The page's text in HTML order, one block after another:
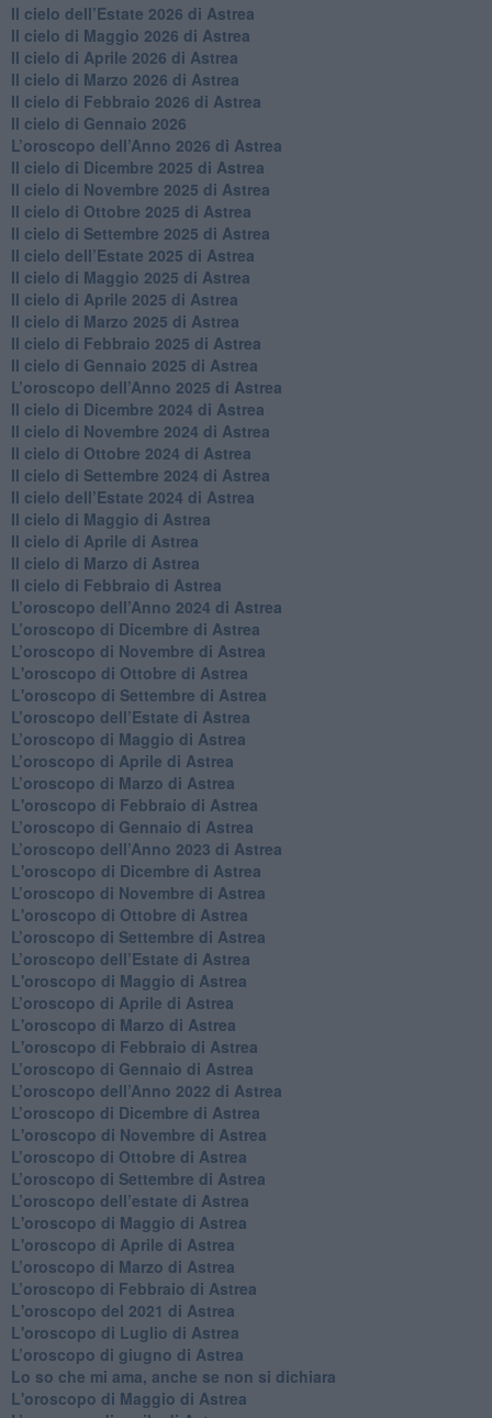
​Il cielo dell’Estate 2026 di Astrea
​Il cielo di Maggio 2026 di Astrea
​Il cielo di Aprile 2026 di Astrea
​Il cielo di Marzo 2026 di Astrea
​Il cielo di Febbraio 2026 di Astrea
Il cielo di Gennaio 2026
​L’oroscopo dell’Anno 2026 di Astrea
​Il cielo di Dicembre 2025 di Astrea
​Il cielo di Novembre 2025 di Astrea
​Il cielo di Ottobre 2025 di Astrea
Il cielo di Settembre 2025 di Astrea
Il cielo dell’Estate 2025 di Astrea
​Il cielo di Maggio 2025 di Astrea
​Il cielo di Aprile 2025 di Astrea
Il cielo di Marzo 2025 di Astrea
​Il cielo di Febbraio 2025 di Astrea
Il cielo di Gennaio 2025 di Astrea
​L’oroscopo dell’Anno 2025 di Astrea
​Il cielo di Dicembre 2024 di Astrea
Il cielo di Novembre 2024 di Astrea
​Il cielo di Ottobre 2024 di Astrea
​Il cielo di Settembre 2024 di Astrea
Il cielo dell’Estate 2024 di Astrea
Il cielo di Maggio di Astrea
Il cielo di Aprile di Astrea
​Il cielo di Marzo di Astrea
​Il cielo di Febbraio di Astrea
​L’oroscopo dell’Anno 2024 di Astrea
​L’oroscopo di Dicembre di Astrea
​L’oroscopo di Novembre di Astrea
L'oroscopo di Ottobre di Astrea
L'oroscopo di Settembre di Astrea
L’oroscopo dell’Estate di Astrea
​L’oroscopo di Maggio di Astrea
​L’oroscopo di Aprile di Astrea
L’oroscopo di Marzo di Astrea
L'oroscopo di Febbraio di Astrea
​L’oroscopo di Gennaio di Astrea
​L’oroscopo dell’Anno 2023 di Astrea
L'oroscopo di Dicembre di Astrea
L’oroscopo di Novembre di Astrea
L'oroscopo di Ottobre di Astrea
​L’oroscopo di Settembre di Astrea
​L’oroscopo dell’Estate di Astrea
L'oroscopo di Maggio di Astrea
​L’oroscopo di Aprile di Astrea
L'oroscopo di Marzo di Astrea
L'oroscopo di Febbraio di Astrea
​L’oroscopo di Gennaio di Astrea
​L’oroscopo dell’Anno 2022 di Astrea
​L’oroscopo di Dicembre di Astrea
L'oroscopo di Novembre di Astrea
​L’oroscopo di Ottobre di Astrea
​L’oroscopo di Settembre di Astrea
L’oroscopo dell’estate di Astrea
L'oroscopo di Maggio di Astrea
L'oroscopo di Aprile di Astrea
​L’oroscopo di Marzo di Astrea
​L’oroscopo di Febbraio di Astrea
L'oroscopo del 2021 di Astrea
L'oroscopo di Luglio di Astrea
​L’oroscopo di giugno di Astrea
​Lo so che mi ama, anche se non si dichiara
L'oroscopo di Maggio di Astrea